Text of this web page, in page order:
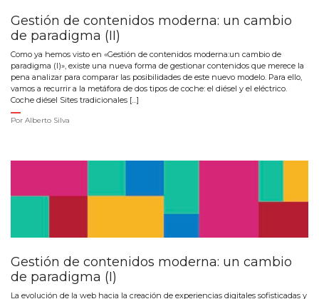
Gestión de contenidos moderna: un cambio
de paradigma (II)
Como ya hemos visto en «Gestión de contenidos moderna:un cambio de
paradigma (I)», existe una nueva forma de gestionar contenidos que merece la
pena analizar para comparar las posibilidades de este nuevo modelo. Para ello,
vamos a recurrir a la metáfora de dos tipos de coche: el diésel y el eléctrico.
Coche diésel Sites tradicionales […]
Por Alberto Silva
Gestión de contenidos moderna: un cambio
de paradigma (I)
La evolución de la web hacia la creación de experiencias digitales sofisticadas y